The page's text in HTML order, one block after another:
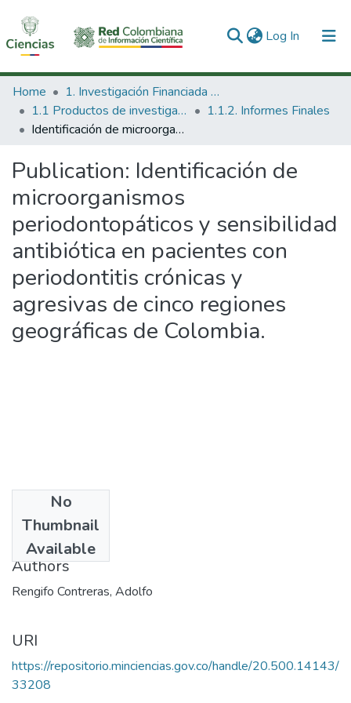
Log In (current)
Communities & Collections
All of DSpace
Home
1. Investigación Financiada con Recursos Públicos
1.1 Productos de investigación
1.1.2. Informes Finales
Identificación de microorganismos periodontopáticos y sensibilidad antibiótica en pacientes con periodontitis crónicas y agresivas de cinco regiones geográficas de Colombia.
Publication: Identificación de
microorganismos
periodontopáticos y sensibilidad
antibiótica en pacientes con
periodontitis crónicas y
agresivas de cinco regiones
geográficas de Colombia.
No
Thumbnail
Available
[sf]
Authors
Rengifo Contreras, Adolfo
URI
https://repositorio.minciencias.gov.co/handle/20.500.14143/
33208